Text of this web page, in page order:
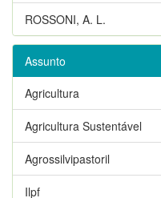
ROSSONI, A. L.
Assunto
Agricultura
Agricultura Sustentável
Agrossilvipastoril
Ilpf